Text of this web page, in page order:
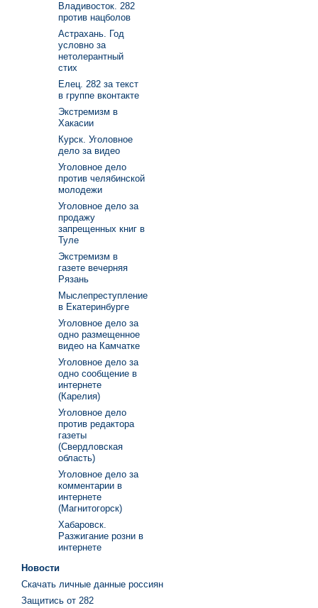
Владивосток. 282
против нацболов
Астрахань. Год
условно за
нетолерантный
стих
Елец. 282 за текст
в группе вконтакте
Экстремизм в
Хакасии
Курск. Уголовное
дело за видео
Уголовное дело
против челябинской
молодежи
Уголовное дело за
продажу
запрещенных книг в
Туле
Экстремизм в
газете вечерняя
Рязань
Мыслепреступление
в Екатеринбурге
Уголовное дело за
одно размещенное
видео на Камчатке
Уголовное дело за
одно сообщение в
интернете
(Карелия)
Уголовное дело
против редактора
газеты
(Свердловская
область)
Уголовное дело за
комментарии в
интернете
(Магнитогорск)
Хабаровск.
Разжигание розни в
интернете
Новости
Скачать личные данные россиян
Защитись от 282